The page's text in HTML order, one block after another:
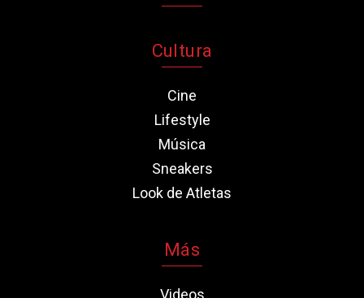
Cultura
Cine
Lifestyle
Música
Sneakers
Look de Atletas
Más
Videos